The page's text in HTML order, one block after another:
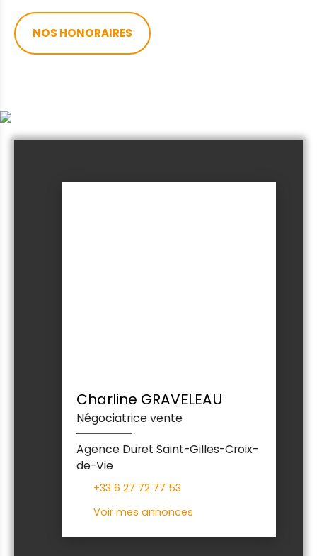
NOS HONORAIRES
Charline GRAVELEAU
Négociatrice vente
Agence Duret Saint-Gilles-Croix-
de-Vie
+33 6 27 72 77 53
Voir mes annonces